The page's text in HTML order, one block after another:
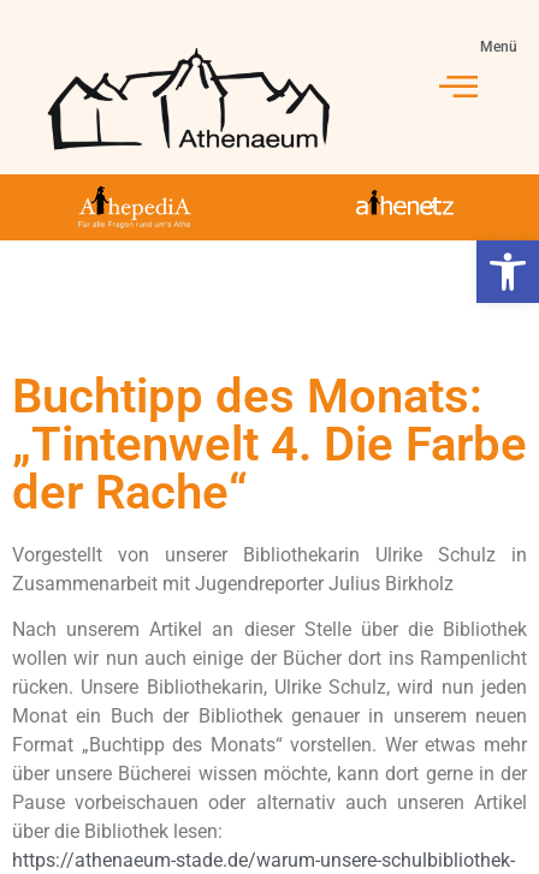
Menü
Buchtipp des Monats:
„Tintenwelt 4. Die Farbe
der Rache“
Vorgestellt von unserer Bibliothekarin Ulrike Schulz in
Zusammenarbeit mit Jugendreporter Julius Birkholz
Nach unserem Artikel an dieser Stelle über die Bibliothek
wollen wir nun auch einige der Bücher dort ins Rampenlicht
rücken. Unsere Bibliothekarin, Ulrike Schulz, wird nun jeden
Monat ein Buch der Bibliothek genauer in unserem neuen
Format „Buchtipp des Monats“ vorstellen. Wer etwas mehr
über unsere Bücherei wissen möchte, kann dort gerne in der
Pause vorbeischauen oder alternativ auch unseren Artikel
über die Bibliothek lesen:
https://athenaeum-stade.de/warum-unsere-schulbibliothek-